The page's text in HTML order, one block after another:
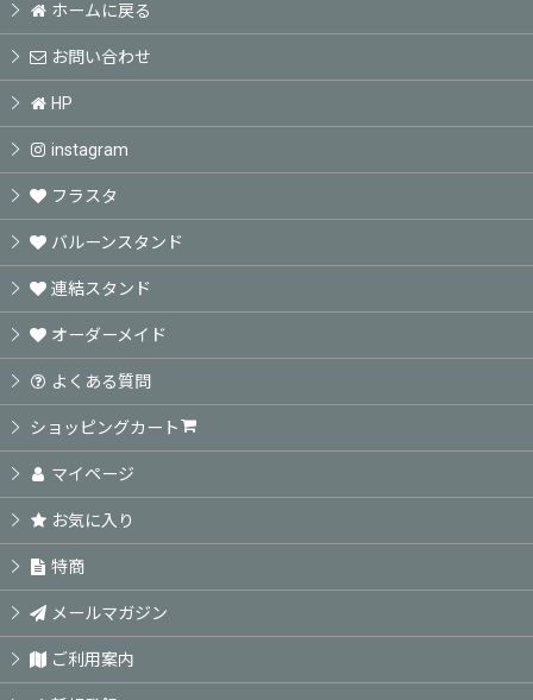
ホームに戻る
お問い合わせ
HP
instagram
フラスタ
バルーンスタンド
連結スタンド
オーダーメイド
よくある質問
ショッピングカート
マイページ
お気に入り
特商
メールマガジン
ご利用案内